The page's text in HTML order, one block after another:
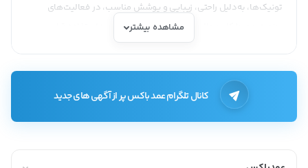
تونیک‌ها، به‌دلیل راحتی، زیبایی و پوشش مناسب، در فعالیت‌های
روزمره، محیط کار، مجالس و رویدادهای مختلف مورد استفاده قرار
انواع تونیک زنانه
تونیک مجلسی
تونیک کمربند دار
مشاهده بیشتر
کانال تلگرام عمد باکس پر از آگهی های جدید